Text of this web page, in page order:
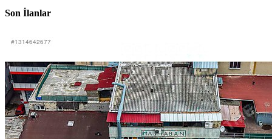
Son İlanlar